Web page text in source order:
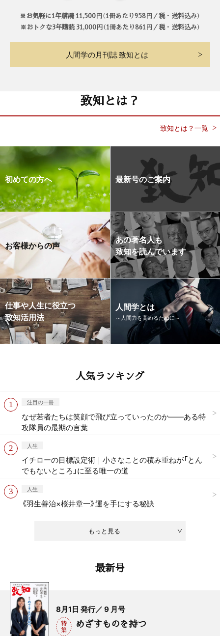
※お気軽に1年購読 11,500円（1冊あたり958円／税・送料込み）
※おトクな3年購読 31,000円（1冊あたり861円／税・送料込み）
人間学の月刊誌 致知とは
致知とは？
致知とは？一覧
初めての方へ 最新号のご案内
お客様からの声
あの著名人も
致知を読んでいます
仕事や人生に役立つ
致知活用法
人間学とは
～人間力を高めるために～
人気ランキング
もっと見る
注目の一冊
なぜ若者たちは笑顔で飛び立っていったのか——ある特
攻隊員の最期の言葉
人生
イチローの目標設定術｜小さなことの積み重ねが「とん
でもないところ」に至る唯一の道
人生
《羽生善治×桜井章一》運を手にする秘訣
最新号
8月1日 発行／ 9 月号
めざすものを持つ